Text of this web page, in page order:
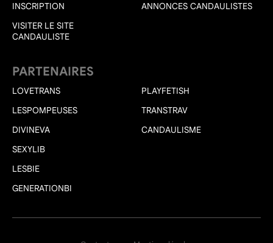
INSCRIPTION
VISITER LE SITE
CANDAULISTE
ANNONCES CANDAULISTES
PARTENAIRES
LOVETRANS
LESPOMPEUSES
DIVINEVA
SEXYLIB
LESBIE
GENERATIONBI
PLAYFETISH
TRANSTRAV
CANDAULISME